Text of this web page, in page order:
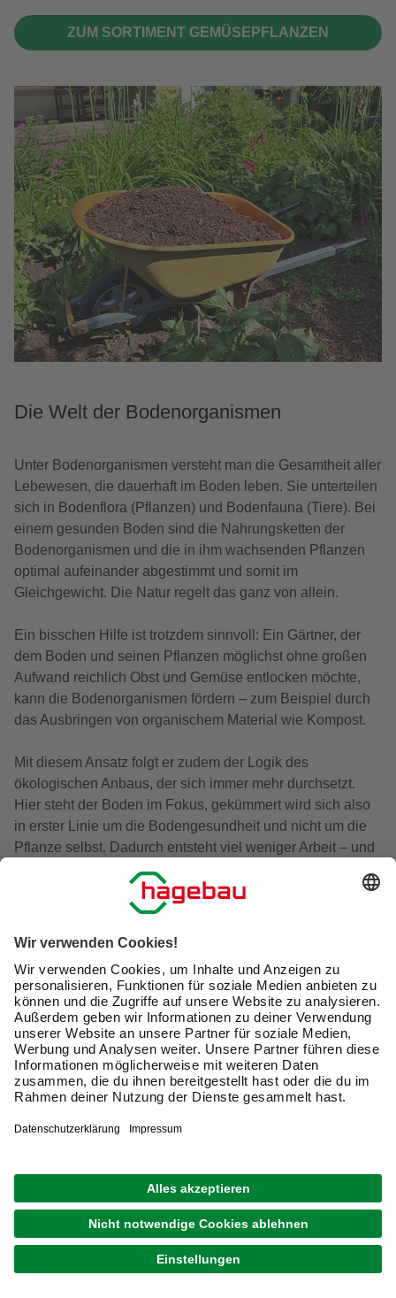
ZUM SORTIMENT GEMÜSEPFLANZEN
Die Welt der Bodenorganismen
Unter Bodenorganismen versteht man die Gesamtheit aller
Lebewesen, die dauerhaft im Boden leben. Sie unterteilen
sich in Bodenflora (Pflanzen) und Bodenfauna (Tiere). Bei
einem gesunden Boden sind die Nahrungsketten der
Bodenorganismen und die in ihm wachsenden Pflanzen
optimal aufeinander abgestimmt und somit im
Gleichgewicht. Die Natur regelt das ganz von allein.
Ein bisschen Hilfe ist trotzdem sinnvoll: Ein Gärtner, der
dem Boden und seinen Pflanzen möglichst ohne großen
Aufwand reichlich Obst und Gemüse entlocken möchte,
kann die Bodenorganismen fördern – zum Beispiel durch
das Ausbringen von organischem Material wie Kompost.
Mit diesem Ansatz folgt er zudem der Logik des
ökologischen Anbaus, der sich immer mehr durchsetzt.
Hier steht der Boden im Fokus, gekümmert wird sich also
in erster Linie um die Bodengesundheit und nicht um die
Pflanze selbst. Dadurch entsteht viel weniger Arbeit – und
in einem gesunden Boden wachsen gesunde und
ertragreiche Pflanzen fast von allein.
Deine Bodentiere
Kaum zu glauben, was da so alles kreucht und fleucht.
Unter einem Quadratmeter gesundem Boden leben
teilweise mehrere Millionen Bodentiere. Dazu zählen
Regenwürmer genauso wie Fadenwürmer, Milben, Asseln,
Springschwänze und Insektenlarven. Sie alle spielen eine
entscheidende Rolle bei der Humus- und Bodenbildung,
indem sie sämtliches organisches Material (Humus:
Pflanzen- und Tierüberreste) im Boden zersetzen und die
Deine Mikroorganismen
Da kreucht und fleucht noch deutlich mehr. Ein Gramm